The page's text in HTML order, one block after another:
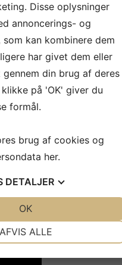
Disse oplysninger
annoncerings- og
kan kombinere dem
har givet dem eller
din brug af deres
på 'OK' giver du
formål.
brug af cookies og
her.
DETALJER
AFVIS ALLE
OK